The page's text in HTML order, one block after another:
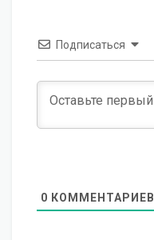
Подписаться
0 КОММЕНТАРИЕВ